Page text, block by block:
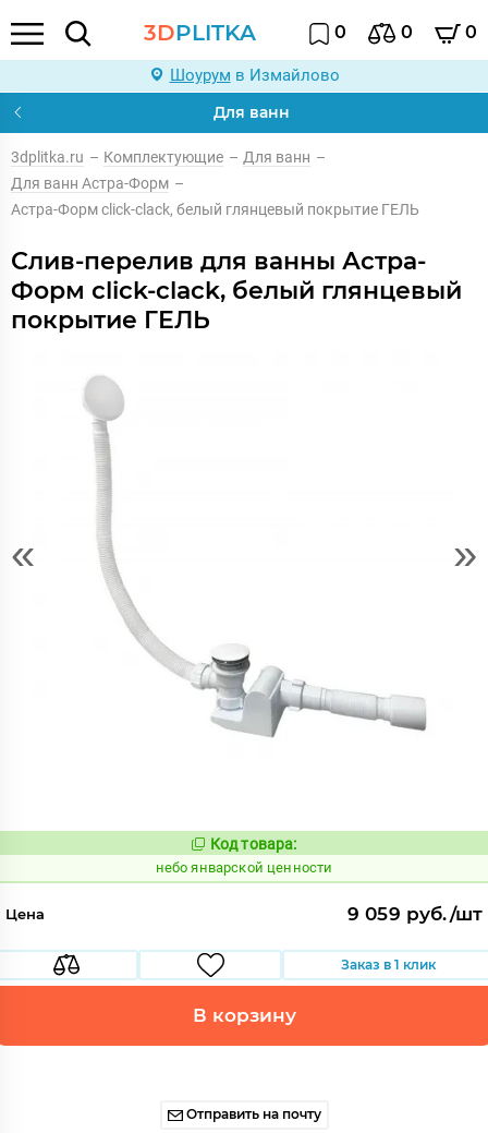
3DPLITKA 0 0 0
Шоурум в Измайлово
Для ванн
3dplitka.ru – Комплектующие – Для ванн –
Для ванн Астра-Форм –
Астра-Форм click-clack, белый глянцевый покрытие ГЕЛЬ
Слив-перелив для ванны Астра-
Форм click-clack, белый глянцевый
покрытие ГЕЛЬ
« »
Код:
1124742
Код товара:
небо январской ценности
Цена 9 059 руб./шт
Заказ в 1 клик
В корзину
Отправить на почту